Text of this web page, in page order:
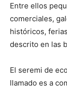
Entre ellos
comerciales,
históricos,
descrito en las
El seremi de
llamado es a